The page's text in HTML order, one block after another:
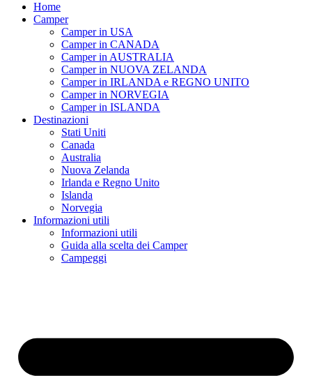
Home
Camper
Camper in USA
Camper in CANADA
Camper in AUSTRALIA
Camper in NUOVA ZELANDA
Camper in IRLANDA e REGNO UNITO
Camper in NORVEGIA
Camper in ISLANDA
Destinazioni
Stati Uniti
Canada
Australia
Nuova Zelanda
Irlanda e Regno Unito
Islanda
Norvegia
Informazioni utili
Informazioni utili
Guida alla scelta dei Camper
Campeggi